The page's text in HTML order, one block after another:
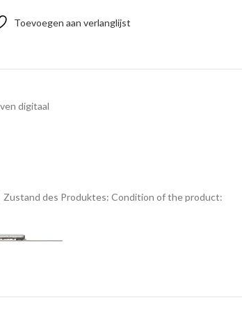
Toevoegen aan verlanglijst
digitaal
Zustand des Produktes: Condition of the product: